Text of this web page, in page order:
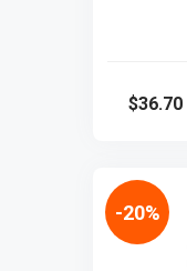
$36.70
-20%